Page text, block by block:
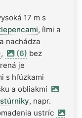
17 m s
, ílmi a
nachádza
, (6) bez
je
s hľúzkami
a obliakmi
, napr.
ustríc